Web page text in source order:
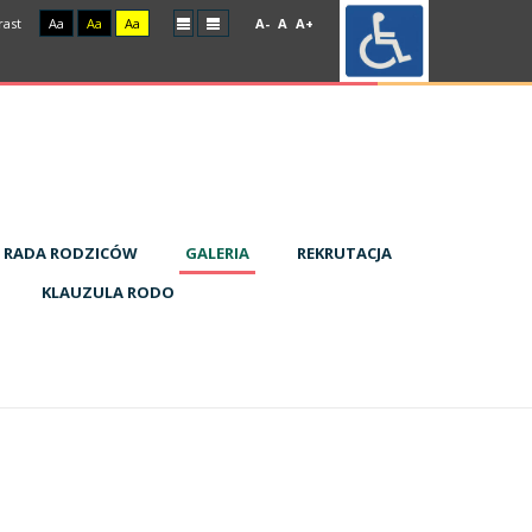
Aa Aa Aa A- A A+
RADA RODZICÓW GALERIA
REKRUTACJA
KLAUZULA RODO